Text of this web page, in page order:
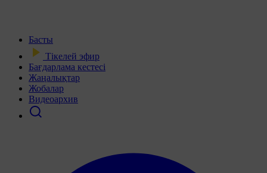
Басты
Тікелей эфир
Бағдарлама кестесі
Жаңалықтар
Жобалар
Видеоархив